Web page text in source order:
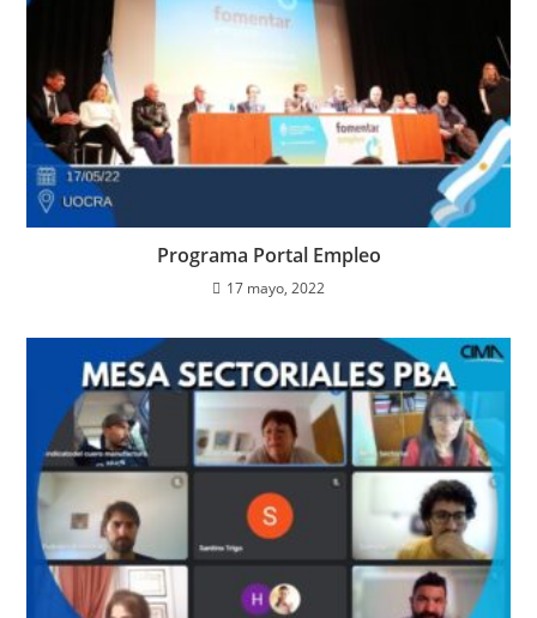
Programa Portal Empleo
17 mayo, 2022